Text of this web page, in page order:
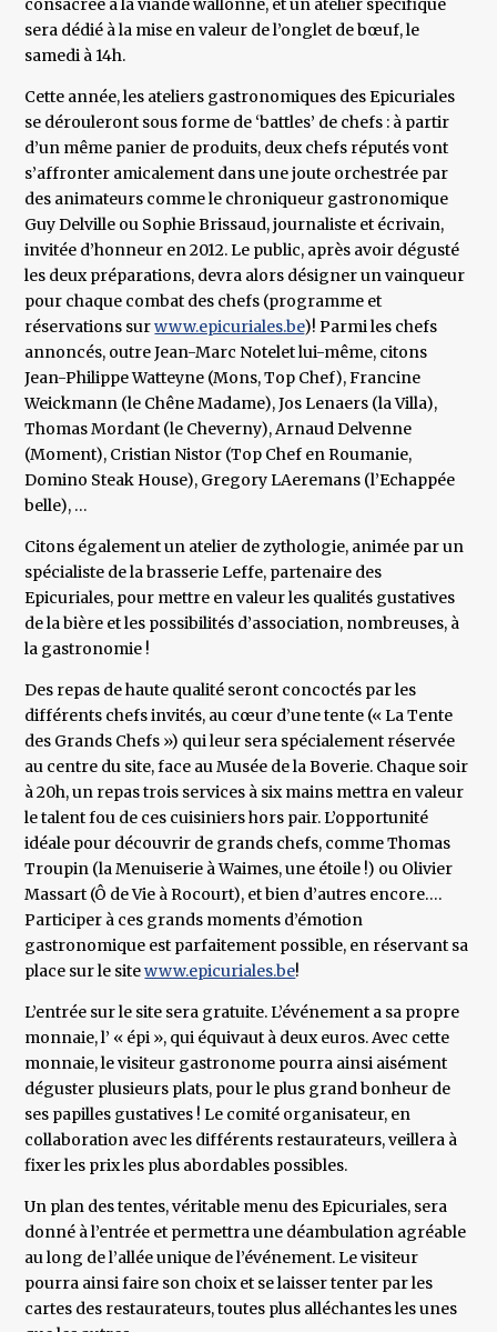
consacrée à la viande wallonne, et un atelier spécifique
sera dédié à la mise en valeur de l’onglet de bœuf, le
samedi à 14h.
Cette année, les ateliers gastronomiques des Epicuriales
se dérouleront sous forme de ‘battles’ de chefs : à partir
d’un même panier de produits, deux chefs réputés vont
s’affronter amicalement dans une joute orchestrée par
des animateurs comme le chroniqueur gastronomique
Guy Delville ou Sophie Brissaud, journaliste et écrivain,
invitée d’honneur en 2012. Le public, après avoir dégusté
les deux préparations, devra alors désigner un vainqueur
pour chaque combat des chefs (programme et
réservations surwww.epicuriales.be)! Parmi les chefs
annoncés, outre Jean-Marc Notelet lui-même, citons
Jean-Philippe Watteyne (Mons, Top Chef), Francine
Weickmann (le Chêne Madame), Jos Lenaers (la Villa),
Thomas Mordant (le Cheverny), Arnaud Delvenne
(Moment), Cristian Nistor (Top Chef en Roumanie,
Domino Steak House), Gregory LAeremans (l’Echappée
belle), …
Citons également un atelier de zythologie, animée par un
spécialiste de la brasserie Leffe, partenaire des
Epicuriales, pour mettre en valeur les qualités gustatives
de la bière et les possibilités d’association, nombreuses, à
la gastronomie !
Des repas de haute qualité seront concoctés par les
différents chefs invités, au cœur d’une tente (« La Tente
des Grands Chefs ») qui leur sera spécialement réservée
au centre du site, face au Musée de la Boverie. Chaque soir
à 20h, un repas trois services à six mains mettra en valeur
le talent fou de ces cuisiniers hors pair. L’opportunité
idéale pour découvrir de grands chefs, comme Thomas
Troupin (la Menuiserie à Waimes, une étoile !) ou Olivier
Massart (Ô de Vie à Rocourt), et bien d’autres encore….
Participer à ces grands moments d’émotion
gastronomique est parfaitement possible, en réservant sa
place sur le sitewww.epicuriales.be!
L’entrée sur le site sera gratuite. L’événement a sa propre
monnaie, l’ « épi », qui équivaut à deux euros. Avec cette
monnaie, le visiteur gastronome pourra ainsi aisément
déguster plusieurs plats, pour le plus grand bonheur de
ses papilles gustatives ! Le comité organisateur, en
collaboration avec les différents restaurateurs, veillera à
fixer les prix les plus abordables possibles.
Un plan des tentes, véritable menu des Epicuriales, sera
donné à l’entrée et permettra une déambulation agréable
au long de l’allée unique de l’événement. Le visiteur
pourra ainsi faire son choix et se laisser tenter par les
cartes des restaurateurs, toutes plus alléchantes les unes